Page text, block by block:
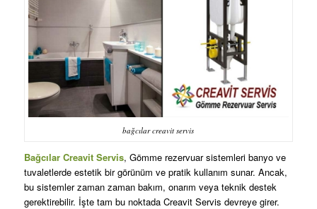
bağcılar creavit servis
Bağcılar Creavit Servis, Gömme rezervuar sistemleri banyo ve
tuvaletlerde estetik bir görünüm ve pratik kullanım sunar. Ancak,
bu sistemler zaman zaman bakım, onarım veya teknik destek
gerektirebilir. İşte tam bu noktada Creavit Servis devreye girer.